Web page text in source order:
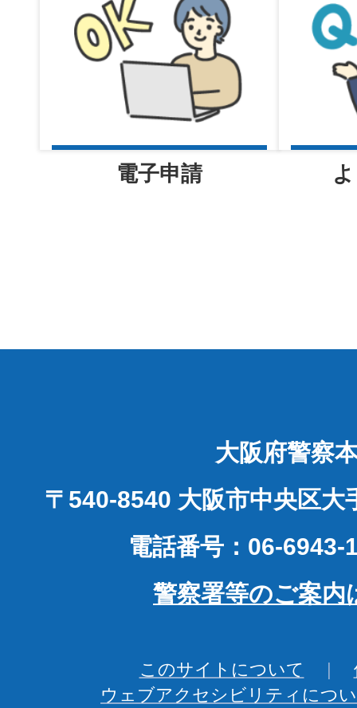
号）実施のお知らせ
電子申請
大阪府警察
〒540-8540 大阪市中央区大
電話番号：06-6943-
警察署等のご案内
このサイトについて
ウェブアクセシビリティにつ